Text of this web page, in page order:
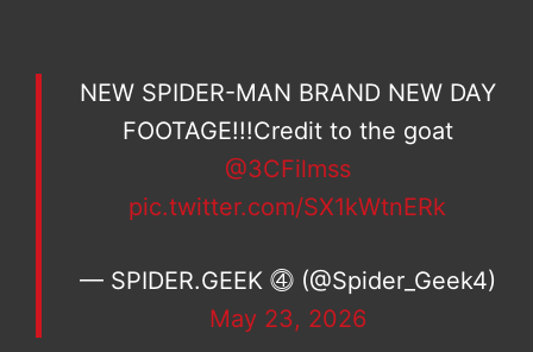
NEW SPIDER-MAN BRAND NEW DAY
FOOTAGE!!!Credit to the goat
@3CFilmss
pic.twitter.com/SX1kWtnERk
— SPIDER.GEEK ⓸ (@Spider_Geek4)
May 23, 2026